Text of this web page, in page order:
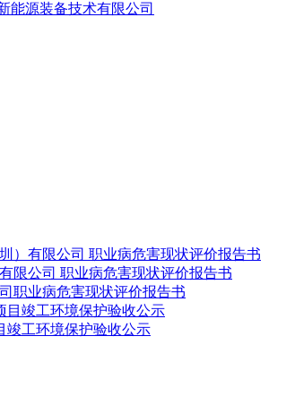
能源装备技术有限公司
）有限公司 职业病危害现状评价报告书
限公司 职业病危害现状评价报告书
职业病危害现状评价报告书
目竣工环境保护验收公示
竣工环境保护验收公示